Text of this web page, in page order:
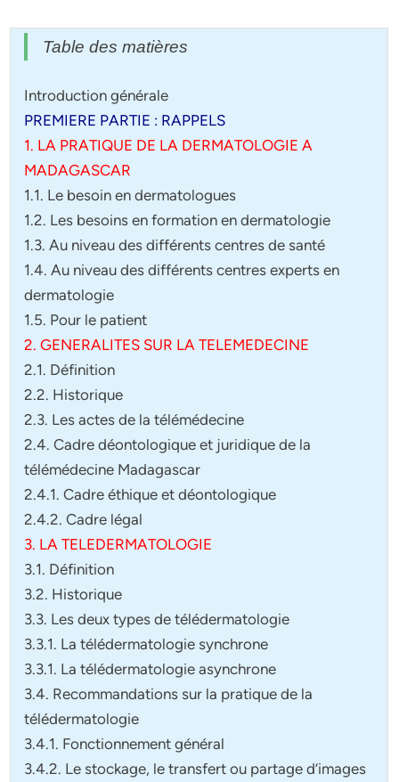
Table des matières
Introduction générale
PREMIERE PARTIE : RAPPELS
1. LA PRATIQUE DE LA DERMATOLOGIE A
MADAGASCAR
1.1. Le besoin en dermatologues
1.2. Les besoins en formation en dermatologie
1.3. Au niveau des différents centres de santé
1.4. Au niveau des différents centres experts en
dermatologie
1.5. Pour le patient
2. GENERALITES SUR LA TELEMEDECINE
2.1. Définition
2.2. Historique
2.3. Les actes de la télémédecine
2.4. Cadre déontologique et juridique de la
télémédecine Madagascar
2.4.1. Cadre éthique et déontologique
2.4.2. Cadre légal
3. LA TELEDERMATOLOGIE
3.1. Définition
3.2. Historique
3.3. Les deux types de télédermatologie
3.3.1. La télédermatologie synchrone
3.3.1. La télédermatologie asynchrone
3.4. Recommandations sur la pratique de la
télédermatologie
3.4.1. Fonctionnement général
3.4.2. Le stockage, le transfert ou partage d’images